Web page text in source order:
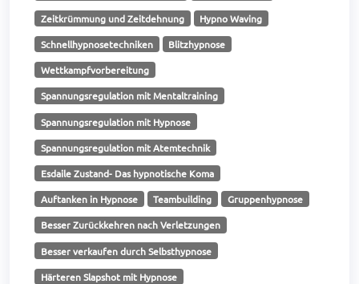
Zeitkrümmung und Zeitdehnung Hypno Waving
Schnellhypnosetechniken Blitzhypnose
Wettkampfvorbereitung
Spannungsregulation mit Mentaltraining
Spannungsregulation mit Hypnose
Spannungsregulation mit Atemtechnik
Esdaile Zustand- Das hypnotische Koma
Auftanken in Hypnose Teambuilding Gruppenhypnose
Besser Zurückkehren nach Verletzungen
Besser verkaufen durch Selbsthypnose
Härteren Slapshot mit Hypnose